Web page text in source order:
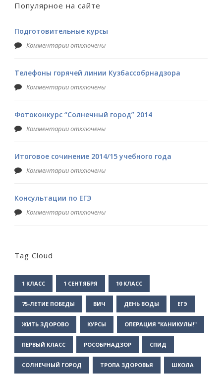
Популярное на сайте
Подготовительные курсы
Комментарии отключены
Телефоны горячей линии Кузбассобрнадзора
Комментарии отключены
Фотоконкурс “Солнечный город” 2014
Комментарии отключены
Итоговое сочинение 2014/15 учебного года
Комментарии отключены
Консультации по ЕГЭ
Комментарии отключены
Tag Cloud
1 КЛАСС 1 СЕНТЯБРЯ 10 КЛАСС
75-ЛЕТИЕ ПОБЕДЫ ВИЧ ДЕНЬ ВОДЫ ЕГЭ
ЖИТЬ ЗДОРОВО КУРСЫ ОПЕРАЦИЯ "КАНИКУЛЫ!"
ПЕРВЫЙ КЛАСС РОСОБРНАДЗОР СПИД
СОЛНЕЧНЫЙ ГОРОД ТРОПА ЗДОРОВЬЯ ШКОЛА